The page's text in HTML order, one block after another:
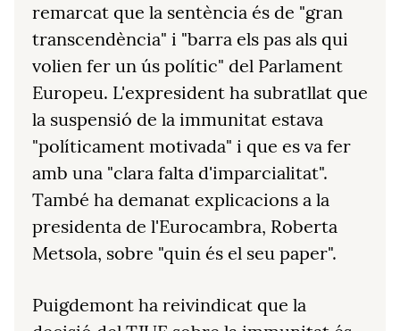
remarcat que la sentència és de "gran
transcendència" i "barra els pas als qui
volien fer un ús polític" del Parlament
Europeu. L'expresident ha subratllat que
la suspensió de la immunitat estava
"políticament motivada" i que es va fer
amb una "clara falta d'imparcialitat".
També ha demanat explicacions a la
presidenta de l'Eurocambra, Roberta
Metsola, sobre "quin és el seu paper".
Puigdemont ha reivindicat que la